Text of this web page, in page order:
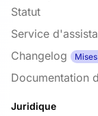
Statut
Service
Changelog
Documentation
Juridique